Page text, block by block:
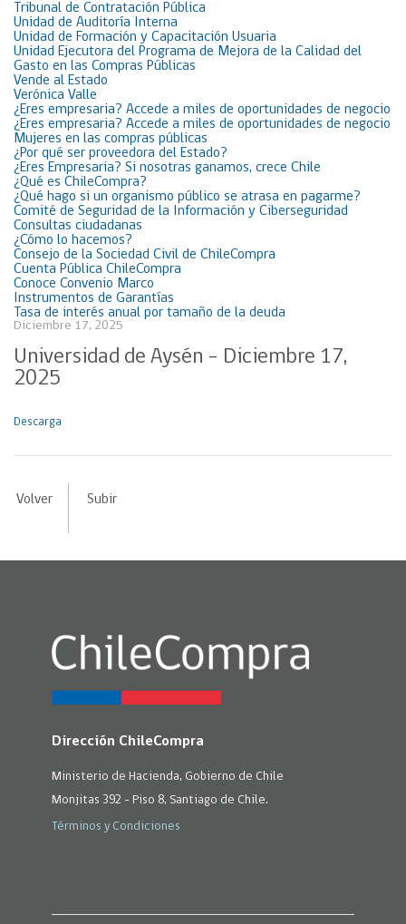
Tribunal de Contratación Pública
Unidad de Auditoría Interna
Unidad de Formación y Capacitación Usuaria
Unidad Ejecutora del Programa de Mejora de la Calidad del
Gasto en las Compras Públicas
Vende al Estado
Verónica Valle
¿Eres empresaria? Accede a miles de oportunidades de negocio
¿Eres empresaria? Accede a miles de oportunidades de negocio
Mujeres en las compras públicas
¿Por qué ser proveedora del Estado?
¿Eres Empresaria? Si nosotras ganamos, crece Chile
¿Qué es ChileCompra?
¿Qué hago si un organismo público se atrasa en pagarme?
Comité de Seguridad de la Información y Ciberseguridad
Consultas ciudadanas
¿Cómo lo hacemos?
Consejo de la Sociedad Civil de ChileCompra
Cuenta Pública ChileCompra
Conoce Convenio Marco
Instrumentos de Garantías
Tasa de interés anual por tamaño de la deuda
Diciembre 17, 2025
Universidad de Aysén – Diciembre 17,
2025
Descarga
Volver Subir
Dirección ChileCompra
Ministerio de Hacienda, Gobierno de Chile
Monjitas 392 - Piso 8, Santiago de Chile.
Términos y Condiciones